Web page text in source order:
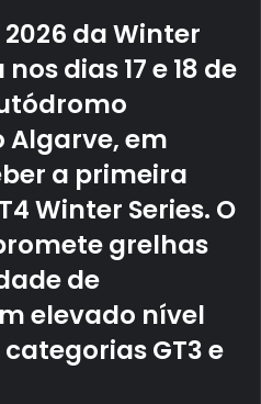
da Winter
dias 17 e 18 de
em
a primeira
Winter Series. O
grelhas
de
elevado nível
GT3 e